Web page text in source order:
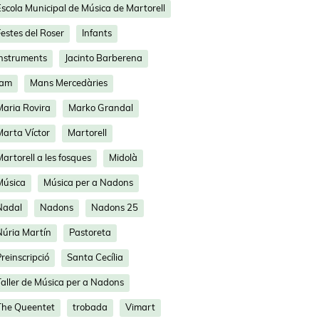
Municipal de Música de Martorell
del Roser Infants
Jacinto Barberena
Mans Mercedàries
Rovira Marko Grandal
Víctor Martorell
a les fosques Midolà
Música per a Nadons
Nadons Nadons 25
Martín Pastoreta
Santa Cecília
Taller de Música per a Nadons
The Queentet trobada Vimart